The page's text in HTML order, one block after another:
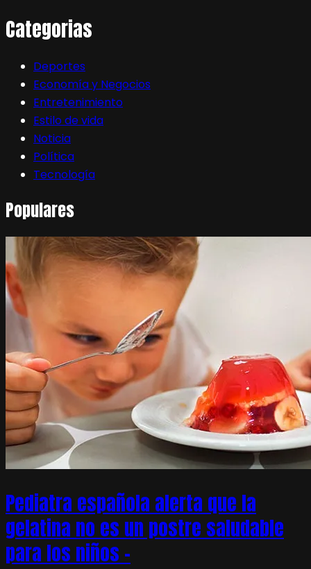
Categorias
Deportes
Economía y Negocios
Entretenimiento
Estilo de vida
Noticia
Política
Tecnología
Populares
Pediatra española alerta que la
gelatina no es un postre saludable
para los niños –